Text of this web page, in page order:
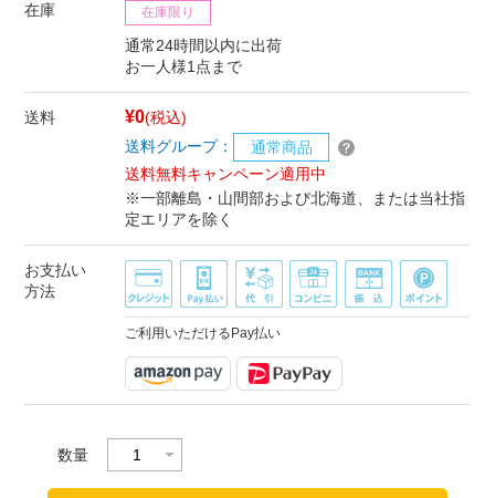
在庫 在庫限り
通常24時間以内に出荷
お一人様1点まで
送料 ¥0(税込)
送料グループ：
通常商品
送料無料キャンペーン適用中
※一部離島・山間部および北海道、または当社指
定エリアを除く
お支払い
方法
ご利用いただけるPay払い
数量